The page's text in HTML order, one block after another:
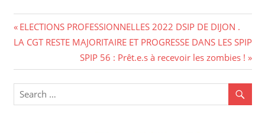
Navigation
de
l’article
Previous
Post:
ELECTIONS PROFESSIONNELLES 2022 DSIP DE DIJON .
LA CGT RESTE MAJORITAIRE ET PROGRESSE DANS LES SPIP
Next
Post:
SPIP 56 : Prêt.e.s à recevoir les zombies !